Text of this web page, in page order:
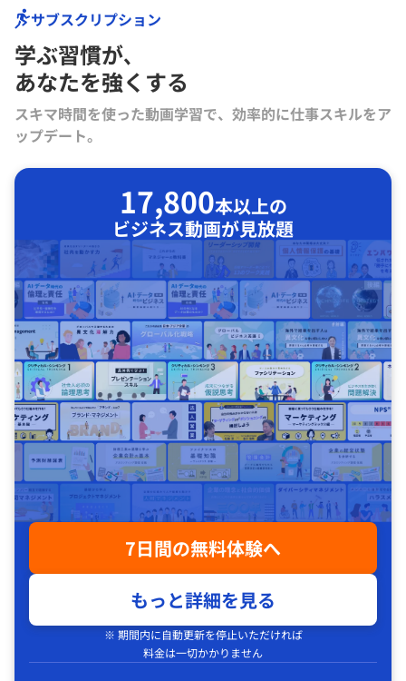
サブスクリプション
学ぶ習慣が､
あなたを強くする
スキマ時間を使った動画学習で、効率的に仕事スキルをア
ップデート。
17,800本以上の
ビジネス動画が見放題
7日間の無料体験へ
もっと詳細を見る
※ 期間内に自動更新を停止いただければ
料金は一切かかりません